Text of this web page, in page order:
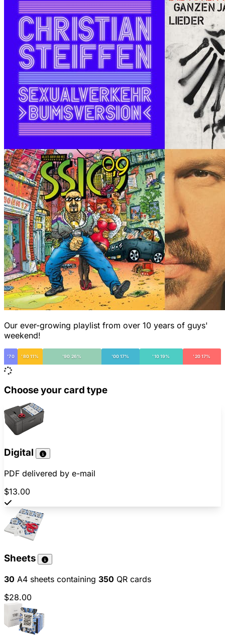
Our ever-growing playlist from over 10 years of guys'
weekend!
'70 '80 11% '90 26% '00 17% '10 19% '20 17%
Choose your card type
Digital
PDF delivered by e-mail
$13.00
Sheets
30 A4 sheets containing 350 QR cards
$28.00